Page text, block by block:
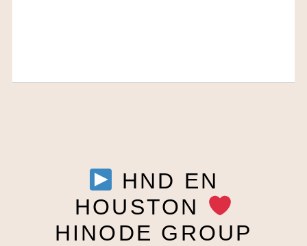
HND EN
HOUSTON
HINODE GROUP